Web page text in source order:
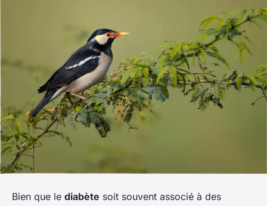
Bien que le diabète soit souvent associé à des